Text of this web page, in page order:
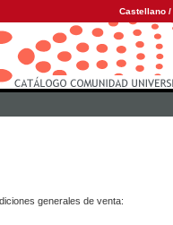
Castellano /
generales de venta: